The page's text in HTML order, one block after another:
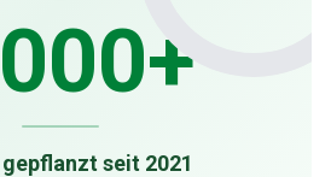
seit 2021